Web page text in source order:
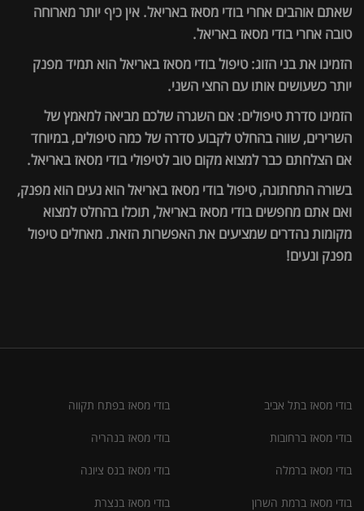
שאתם אוהבים אחרי בודי מסאז באריאל. אין כיף יותר מארוחה
טובה אחרי בודי מסאז באריאל.
הזמינו את בני הזוג: טיפול בודי מסאז באריאל הוא תמיד מפנק
יותר כשעושים אותו עם החצי השני.
הזמינו סדרת טיפולים: אם השגרה שלכם מביאה למאמץ של
השרירים, שווה בהחלט לקבוע סדרה של כמה טיפולים, במיוחד
אם הצלחתם כבר למצוא מקום טוב לטיפולי בודי מסאז באריאל.
בשורה התחתונה, טיפול בודי מסאז באריאל הוא נעים הוא מפנק,
ואם אתם מחפשים בודי מסאז באריאל, תוכלו בהחלט למצוא
מקומות נהדרים שמציעים את האפשרות הזאת. מאחלים טיפול
מפנק ונעים!
בודי מסאז בתל אביב
בודי מסאז ברחובות
בודי מסאז ברמלה
בודי מסאז ברמת השרון
בודי מסאז בפתח תקווה
בודי מסאז בנהריה
בודי מסאז בנס ציונה
בודי מסאז בנצרת